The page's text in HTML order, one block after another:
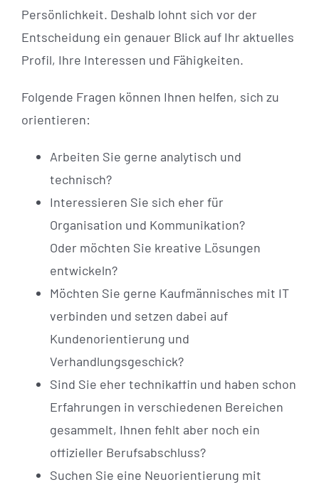
Persönlichkeit. Deshalb lohnt sich vor der
Entscheidung ein genauer Blick auf Ihr aktuelles
Profil, Ihre Interessen und Fähigkeiten.
Folgende Fragen können Ihnen helfen, sich zu
orientieren:
Arbeiten Sie gerne analytisch und
technisch?
Interessieren Sie sich eher für
Organisation und Kommunikation?
Oder möchten Sie kreative Lösungen
entwickeln?
Möchten Sie gerne Kaufmännisches mit IT
verbinden und setzen dabei auf
Kundenorientierung und
Verhandlungsgeschick?
Sind Sie eher technikaffin und haben schon
Erfahrungen in verschiedenen Bereichen
gesammelt, Ihnen fehlt aber noch ein
offizieller Berufsabschluss?
Suchen Sie eine Neuorientierung mit